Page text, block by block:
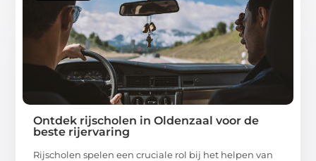
Ontdek rijscholen in Oldenzaal voor de
beste rijervaring
Rijscholen spelen een cruciale rol bij het helpen van